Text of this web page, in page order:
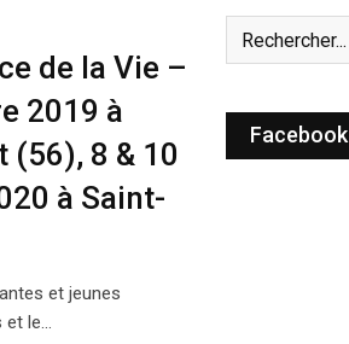
de la Vie –
2019 à
(56), 8 & 10
à Saint-
et jeunes
et le…
Facebook